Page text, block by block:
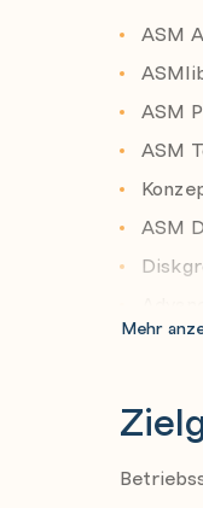
ASM
ASM
ASM
ASM
Flex
ASM
Mehr